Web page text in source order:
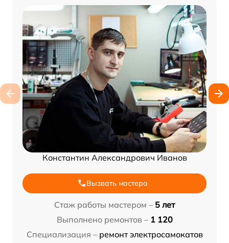
Константин Александрович Иванов
Вызвать мастера
Стаж работы мастером – 5 лет
Выполнено ремонтов – 1 120
Специализация – ремонт электросамокатов